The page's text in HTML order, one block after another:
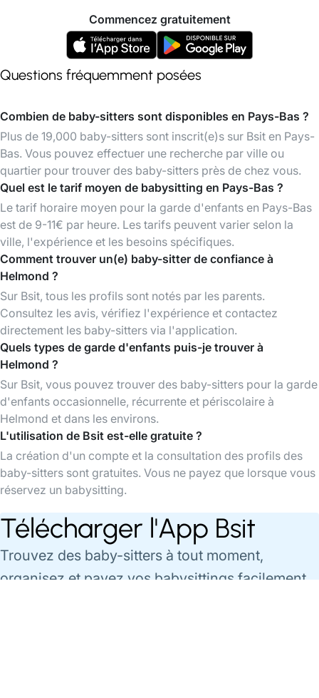
Commencez gratuitement
Questions fréquemment posées
Combien de baby-sitters sont disponibles en Pays-Bas ?
Plus de 19,000 baby-sitters sont inscrit(e)s sur Bsit en Pays-
Bas. Vous pouvez effectuer une recherche par ville ou
quartier pour trouver des baby-sitters près de chez vous.
Quel est le tarif moyen de babysitting en Pays-Bas ?
Le tarif horaire moyen pour la garde d'enfants en Pays-Bas
est de 9-11€ par heure. Les tarifs peuvent varier selon la
ville, l'expérience et les besoins spécifiques.
Comment trouver un(e) baby-sitter de confiance à
Helmond ?
Sur Bsit, tous les profils sont notés par les parents.
Consultez les avis, vérifiez l'expérience et contactez
directement les baby-sitters via l'application.
Quels types de garde d'enfants puis-je trouver à
Helmond ?
Sur Bsit, vous pouvez trouver des baby-sitters pour la garde
d'enfants occasionnelle, récurrente et périscolaire à
Helmond et dans les environs.
L'utilisation de Bsit est-elle gratuite ?
La création d'un compte et la consultation des profils des
baby-sitters sont gratuites. Vous ne payez que lorsque vous
réservez un babysitting.
Télécharger l'App Bsit
Trouvez des baby-sitters à tout moment,
organisez et payez vos babysittings facilement